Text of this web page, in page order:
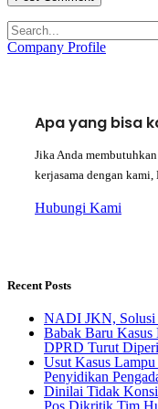
Company Profile
Apa yang bisa
Jika Anda
kerjasama dengan
Hubungi Kami
Recent Posts
NADI JKN, Solusi
Babak Baru Kasus
DPRD Turut
Usut Kasus
Penyidikan
Dinilai Tidak